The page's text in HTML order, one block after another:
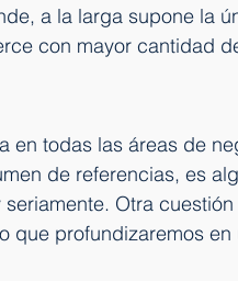
a la larga supone la
con mayor cantidad
en todas las áreas de
de referencias, es
Otra
que profundizaremos